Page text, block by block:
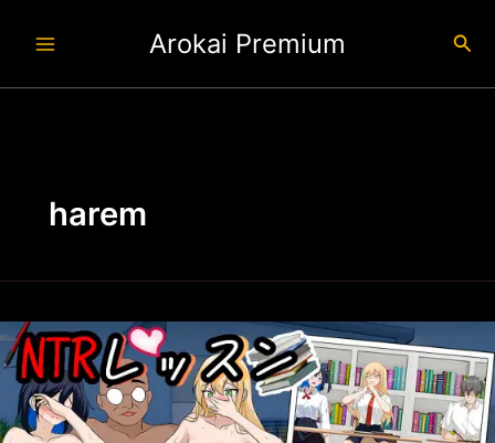
Arokai Premium
harem